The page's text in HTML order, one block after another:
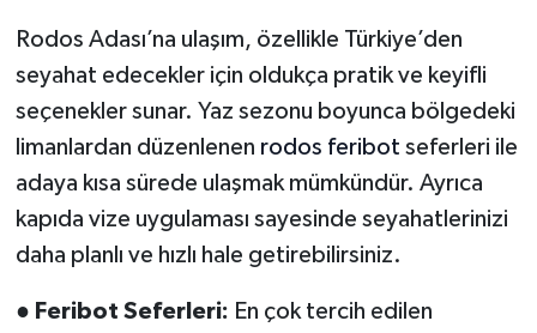
Rodos Adası’na ulaşım, özellikle Türkiye’den
seyahat edecekler için oldukça pratik ve keyifli
seçenekler sunar. Yaz sezonu boyunca bölgedeki
limanlardan düzenlenen rodos feribot seferleri ile
adaya kısa sürede ulaşmak mümkündür. Ayrıca
kapıda vize uygulaması sayesinde seyahatlerinizi
daha planlı ve hızlı hale getirebilirsiniz.
● Feribot Seferleri: En çok tercih edilen